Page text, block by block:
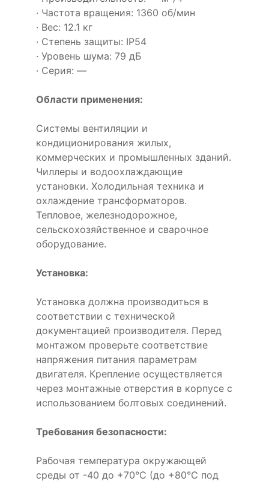
· Частота вращения: 1360 об/мин
· Вес: 12.1 кг
· Степень защиты: IP54
· Уровень шума: 79 дБ
· Серия: —
Области применения:
Системы вентиляции и
кондиционирования жилых,
коммерческих и промышленных зданий.
Чиллеры и водоохлаждающие
установки. Холодильная техника и
охлаждение трансформаторов.
Тепловое, железнодорожное,
сельскохозяйственное и сварочное
оборудование.
Установка:
Установка должна производиться в
соответствии с технической
документацией производителя. Перед
монтажом проверьте соответствие
напряжения питания параметрам
двигателя. Крепление осуществляется
через монтажные отверстия в корпусе с
использованием болтовых соединений.
Требования безопасности:
Рабочая температура окружающей
среды от -40 до +70°C (до +80°C под